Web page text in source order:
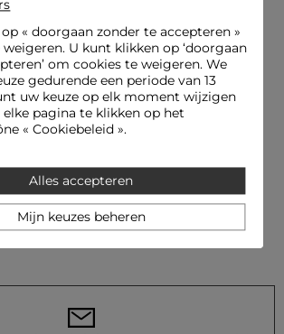
en ceintuur combineren perfect met
en pumps met hakken voor een
uitstraling.
kan worden gedragen met een
een verfijnde schoudertas en
Jurken Korte jurken
Jurken Vrouw
« doorgaan zonder te accepteren»
U kunt klikken op ‘doorgaan
om cookies te weigeren. We
gedurende een periode van 13
uw keuze op elk moment wijzigen
pagina te klikken op het
« Cookiebeleid ».
Alles accepteren
Mijn keuzes beheren